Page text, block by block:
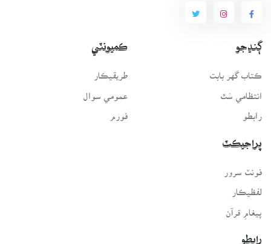
ڳنڍجو
ڪتاب گهر بابت
انتظامي سَٿ
رابطو
ڪميونٽي
طريقيڪار
عمومي سوال
فورم
پراجيڪٽ
لفظيڪار
پيغامِ قرآن